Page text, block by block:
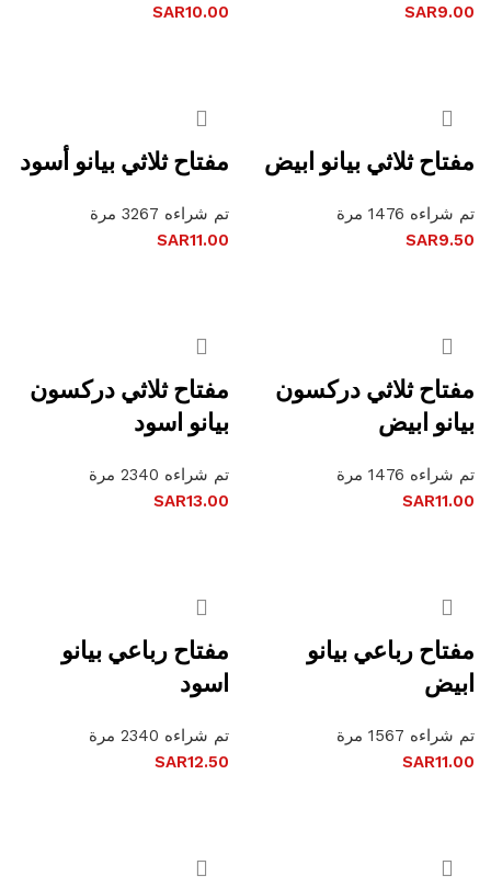
SAR9.00
SAR10.00
مفتاح ثلاثي بيانو ابيض
تم شراءه 1476 مرة
SAR9.50
مفتاح ثلاثي بيانو أسود
تم شراءه 3267 مرة
SAR11.00
مفتاح ثلاثي دركسون
بيانو ابيض
تم شراءه 1476 مرة
SAR11.00
مفتاح ثلاثي دركسون
بيانو اسود
تم شراءه 2340 مرة
SAR13.00
مفتاح رباعي بيانو
ابيض
تم شراءه 1567 مرة
SAR11.00
مفتاح رباعي بيانو
اسود
تم شراءه 2340 مرة
SAR12.50